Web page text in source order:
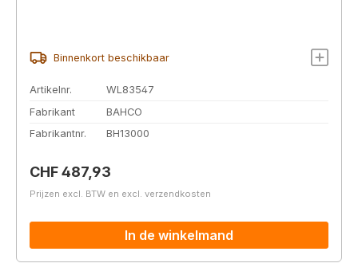
Binnenkort beschikbaar
Artikelnr.
WL83547
Fabrikant
BAHCO
Fabrikantnr.
BH13000
Normale prijs:
CHF 487,93
Prijzen excl. BTW en excl. verzendkosten
In de winkelmand